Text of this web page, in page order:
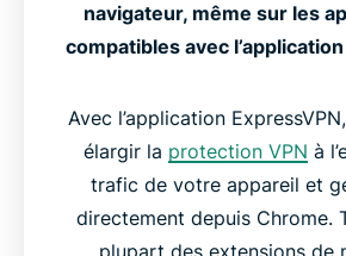
navigateur, même sur les
compatibles avec
Avec l’application
élargir la protection VPN à
trafic de votre appareil et
directement depuis Chrome.
plupart des extensions de